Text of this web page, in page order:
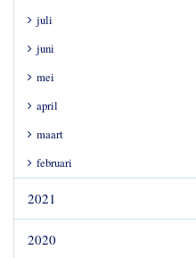
juli
juni
mei
april
maart
februari
2021
2020